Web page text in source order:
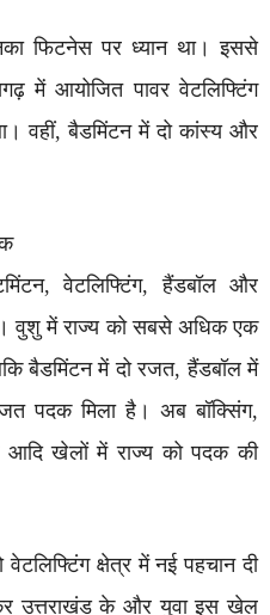
फिटनेस पर ध्यान था। इससे
में आयोजित पावर वेटलिफ्टिंग
वहीं, बैडमिंटन में दो कांस्य और
वेटलिफ्टिंग, हैंडबॉल और
वुशु में राज्य को सबसे अधिक एक
बैडमिंटन में दो रजत, हैंडबॉल में
पदक मिला है। अब बॉक्सिंग,
आदि खेलों में राज्य को पदक की
क्षेत्र में नई पहचान दी
उत्तराखंड के और युवा इस खेल